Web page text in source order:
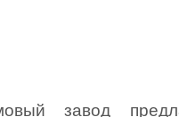
завод